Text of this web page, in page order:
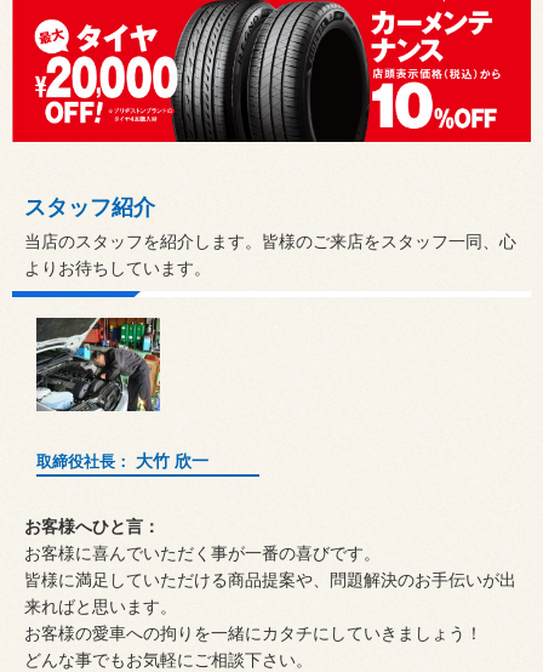
スタッフ紹介
当店のスタッフを紹介します。皆様のご来店をスタッフ一同、心
よりお待ちしています。
取締役社長： 大竹 欣一
お客様へひと言：
お客様に喜んでいただく事が一番の喜びです。
皆様に満足していただける商品提案や、問題解決のお手伝いが出
来ればと思います。
お客様の愛車への拘りを一緒にカタチにしていきましょう！
どんな事でもお気軽にご相談下さい。